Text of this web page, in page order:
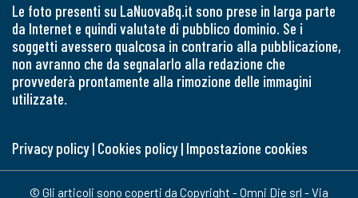
Le foto presenti su LaNuovaBq.it sono prese in larga parte
da Internet e quindi valutate di pubblico dominio. Se i
soggetti avessero qualcosa in contrario alla pubblicazione,
non avranno che da segnalarlo alla redazione che
provvederà prontamente alla rimozione delle immagini
utilizzate.
Privacy policy| Cookies policy| Impostazione cookies
© Gli articoli sono coperti da Copyright - Omni Die srl - Via